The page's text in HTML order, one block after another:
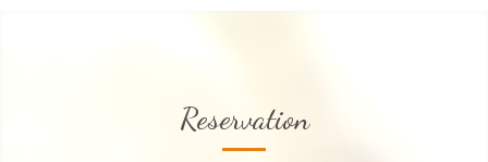
Reservation